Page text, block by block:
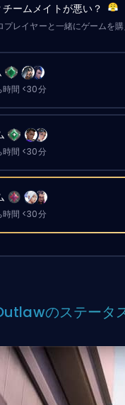
ームメイトが悪い？
プレイヤーと一緒にゲームを購
時間 <30分
時間 <30分
時間 <30分
のステータ